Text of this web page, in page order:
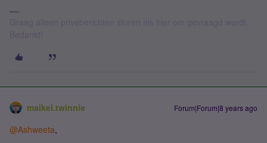
maikel.twinnie Forum|Forum|8 years ago
@Ashweeta,